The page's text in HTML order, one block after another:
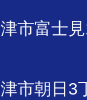
市富士
市朝日3